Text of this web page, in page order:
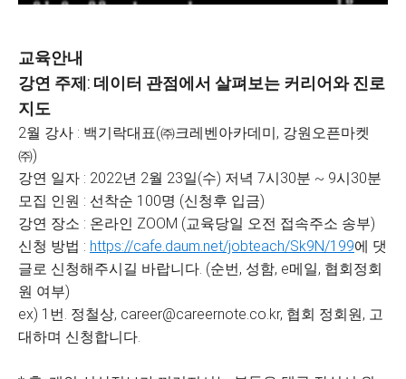
교육안내
강연 주제: 데이터 관점에서 살펴보는 커리어와 진로
지도
2월 강사 : 백기락대표(㈜크레벤아카데미, 강원오픈마켓
㈜)
강연 일자 : 2022년 2월 23일(수) 저녁 7시30분 ~ 9시30분
모집 인원 : 선착순 100명 (신청후 입금)
강연 장소 : 온라인 ZOOM (교육당일 오전 접속주소 송부)
신청 방법 : https://cafe.daum.net/jobteach/Sk9N/199에 댓
글로 신청해주시길 바랍니다. (순번, 성함, e메일, 협회정회
원 여부)
ex) 1번. 정철상, career@careernote.co.kr, 협회 정회원, 고
대하며 신청합니다.